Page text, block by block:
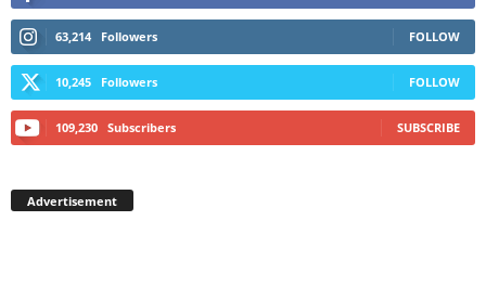
63,214 Followers FOLLOW
10,245 Followers FOLLOW
109,230 Subscribers SUBSCRIBE
Advertisement